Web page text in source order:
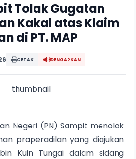
Tolak Gugatan
Kakal atas Klaim
di PT. MAP
CETAK DENGARKAN
Negeri (PN) Sampit menolak
praperadilan yang diajukan
Kuin Tungai dalam sidang